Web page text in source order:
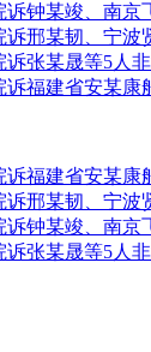
钟某竣、南京
邢某韧、宁波
张某晟等5人
福建省安某康
福建省安某康
邢某韧、宁波
钟某竣、南京
张某晟等5人